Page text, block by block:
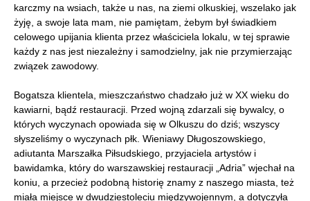
karczmy na wsiach, także u nas, na ziemi olkuskiej, wszelako jak
żyję, a swoje lata mam, nie pamiętam, żebym był świadkiem
celowego upijania klienta przez właściciela lokalu, w tej sprawie
każdy z nas jest niezależny i samodzielny, jak nie przymierzając
związek zawodowy.
Bogatsza klientela, mieszczaństwo chadzało już w XX wieku do
kawiarni, bądź restauracji. Przed wojną zdarzali się bywalcy, o
których wyczynach opowiada się w Olkuszu do dziś; wszyscy
słyszeliśmy o wyczynach płk. Wieniawy Długoszowskiego,
adiutanta Marszałka Piłsudskiego, przyjaciela artystów i
bawidamka, który do warszawskiej restauracji „Adria” wjechał na
koniu, a przecież podobną historię znamy z naszego miasta, też
miała miejsce w dwudziestoleciu międzywojennym, a dotyczyła